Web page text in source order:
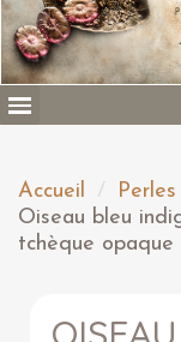
Accueil
Oiseau bleu
tchèque opaque